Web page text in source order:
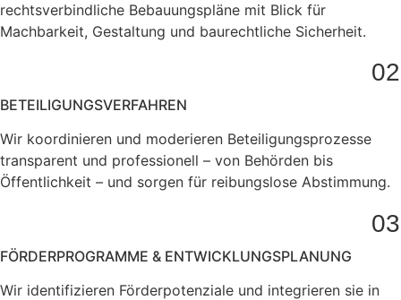
rechtsverbindliche Bebauungspläne mit Blick für
Machbarkeit, Gestaltung und baurechtliche Sicherheit.
02
BETEILIGUNGSVERFAHREN
Wir koordinieren und moderieren Beteiligungsprozesse
transparent und professionell – von Behörden bis
Öffentlichkeit – und sorgen für reibungslose Abstimmung.
03
FÖRDERPROGRAMME & ENTWICKLUNGSPLANUNG
Wir identifizieren Förderpotenziale und integrieren sie in